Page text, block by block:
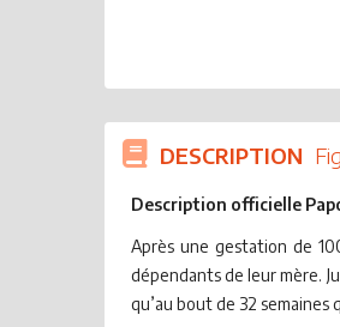
DESCRIPTION
Description officielle
Après une gestation de
dépendants de leur mère.
qu’au bout de 32 semaines